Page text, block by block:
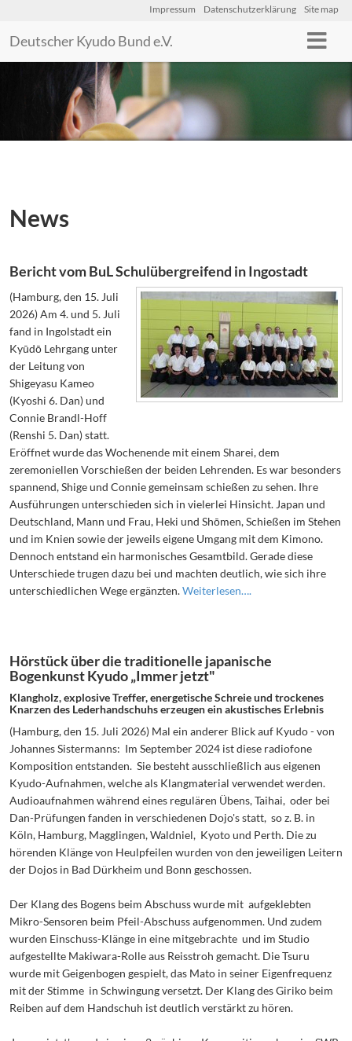
Impressum Datenschutzerklärung Site map
Deutscher Kyudo Bund e.V.
News
Bericht vom BuL Schulübergreifend in Ingostadt
(Hamburg, den 15. Juli
2026) Am 4. und 5. Juli
fand in Ingolstadt ein
Kyūdō Lehrgang unter
der Leitung von
Shigeyasu Kameo
(Kyoshi 6. Dan) und
Connie Brandl-Hoff
(Renshi 5. Dan) statt.
Eröffnet wurde das Wochenende mit einem Sharei, dem
zeremoniellen Vorschießen der beiden Lehrenden. Es war besonders
spannend, Shige und Connie gemeinsam schießen zu sehen. Ihre
Ausführungen unterschieden sich in vielerlei Hinsicht. Japan und
Deutschland, Mann und Frau, Heki und Shōmen, Schießen im Stehen
und im Knien sowie der jeweils eigene Umgang mit dem Kimono.
Dennoch entstand ein harmonisches Gesamtbild. Gerade diese
Unterschiede trugen dazu bei und machten deutlich, wie sich ihre
unterschiedlichen Wege ergänzten.Weiterlesen….
Hörstück über die traditionelle japanische
Bogenkunst Kyudo „Immer jetzt"
Klangholz, explosive Treffer, energetische Schreie und trockenes
Knarzen des Lederhandschuhs erzeugen ein akustisches Erlebnis
(Hamburg, den 15. Juli 2026) Mal ein anderer Blick auf Kyudo - von
Johannes Sistermanns: Im September 2024 ist diese radiofone
Komposition entstanden. Sie besteht ausschließlich aus eigenen
Kyudo-Aufnahmen, welche als Klangmaterial verwendet werden.
Audioaufnahmen während eines regulären Übens, Taihai, oder bei
Dan-Prüfungen fanden in verschiedenen Dojo's statt, so z. B. in
Köln, Hamburg, Magglingen, Waldniel, Kyoto und Perth. Die zu
hörenden Klänge von Heulpfeilen wurden von den jeweiligen Leitern
der Dojos in Bad Dürkheim und Bonn geschossen.
Der Klang des Bogens beim Abschuss wurde mit aufgeklebten
Mikro-Sensoren beim Pfeil-Abschuss aufgenommen. Und zudem
wurden Einschuss-Klänge in eine mitgebrachte und im Studio
aufgestellte Makiwara-Rolle aus Reisstroh gemacht. Die Tsuru
wurde mit Geigenbogen gespielt, das Mato in seiner Eigenfrequenz
mit der Stimme in Schwingung versetzt. Der Klang des Giriko beim
Reiben auf dem Handschuh ist deutlich verstärkt zu hören.